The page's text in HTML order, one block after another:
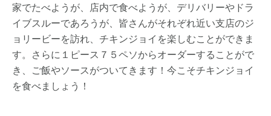
家でたべようが、店内で食べようが、デリバリーやドラ
イブスルーであろうが、皆さんがそれぞれ近い支店のジ
ョリービーを訪れ、チキンジョイを楽しむことができま
す。さらに１ピース７５ペソからオーダーすることがで
き、ご飯やソースがついてきます！今こそチキンジョイ
を食べましょう！